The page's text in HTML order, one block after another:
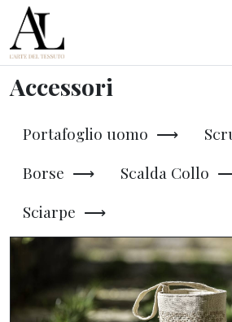
Accessori
|
Anna
Lucia
L'Arte
Tessuto
Accessori
Portafoglio uomo ⟶
Borse ⟶
Scalda Collo
Sciarpe ⟶